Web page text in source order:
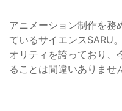
アニメーション制作を務
ているサイエンスSARU
オリティを誇っており、
ることは間違いありませ